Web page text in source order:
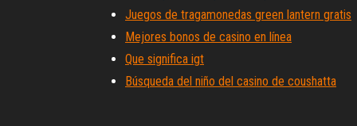
Juegos de tragamonedas green lantern gratis
Mejores bonos de casino en línea
Que significa igt
Búsqueda del niño del casino de coushatta